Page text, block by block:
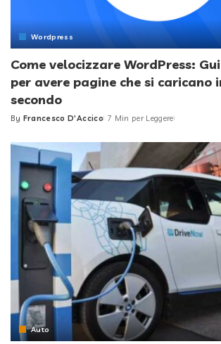
Wordpress
Come velocizzare WordPress:
per avere pagine che si caricano
secondo
Posted
By Francesco D'Accico 7 Min per Leggere
Auto